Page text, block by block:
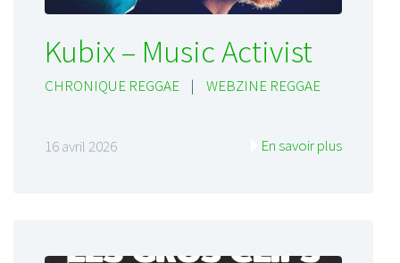
Kubix – Music Activist
CHRONIQUE REGGAE | WEBZINE REGGAE
16 avril 2026 En savoir plus